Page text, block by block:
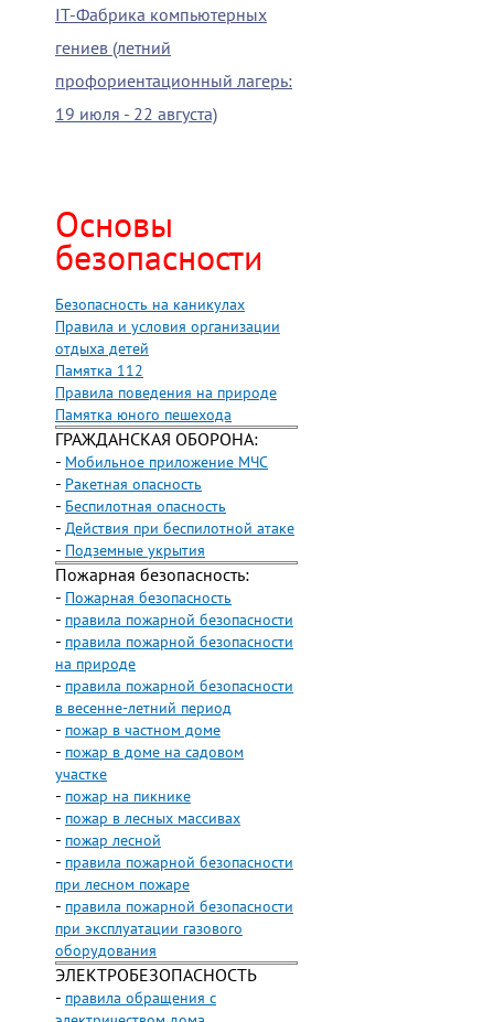
IT-Фабрика компьютерных
гениев (летний
профориентационный лагерь:
19 июля - 22 августа)
Основы
безопасности
Безопасность на каникулах
Правила и условия организации
отдыха детей
Памятка 112
Правила поведения на природе
Памятка юного пешехода
ГРАЖДАНСКАЯ ОБОРОНА:
- Мобильное приложение МЧС
- Ракетная опасность
- Беспилотная опасность
- Действия при беспилотной атаке
- Подземные укрытия
Пожарная безопасность:
- Пожарная безопасность
- правила пожарной безопасности
- правила пожарной безопасности
на природе
- правила пожарной безопасности
в весенне-летний период
- пожар в частном доме
- пожар в доме на садовом
участке
- пожар на пикнике
- пожар в лесных массивах
- пожар лесной
- правила пожарной безопасности
при лесном пожаре
- правила пожарной безопасности
при эксплуатации газового
оборудования
ЭЛЕКТРОБЕЗОПАСНОСТЬ
- правила обращения с